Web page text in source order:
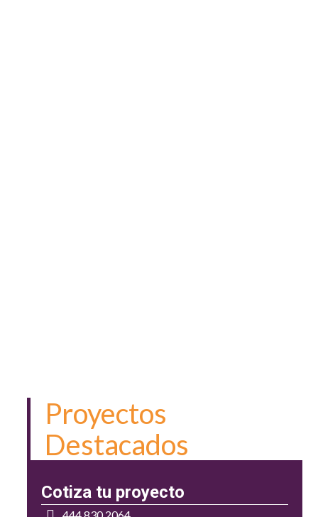
Proyectos
Destacados
Cotiza tu proyecto